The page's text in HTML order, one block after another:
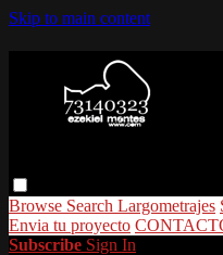
Skip to main content
Browse Search Largometrajes
Envia tu proyecto
Subscribe Sign In